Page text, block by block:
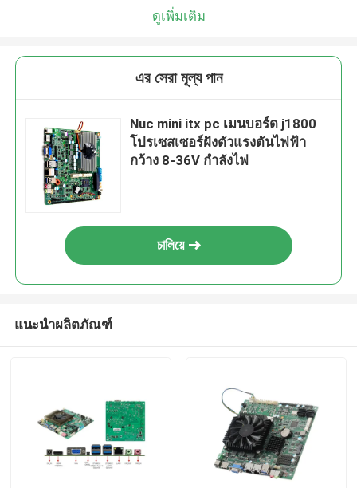
ดูเพิ่มเติม
এর সেরা মূল্য পান
Nuc mini itx pc เมนบอร์ด j1800
โปรเซสเซอร์ฝังตัวแรงดันไฟฟ้า
กว้าง 8-36V กำลังไฟ
চালিয়ে
แนะนำผลิตภัณฑ์